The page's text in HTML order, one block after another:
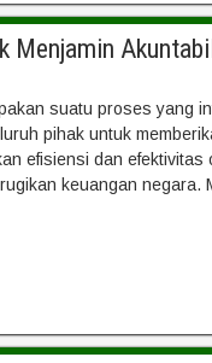
suatu proses yang
pihak untuk
efisiensi dan
keuangan negara.